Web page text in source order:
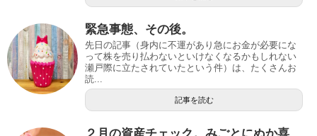
緊急事態、その後。
先日の記事（身内に不運があり急にお金が必要にな
って株を売り払わないといけなくなるかもしれない
瀬戸際に立たされていたという件）は、たくさんお
読...
記事を読む